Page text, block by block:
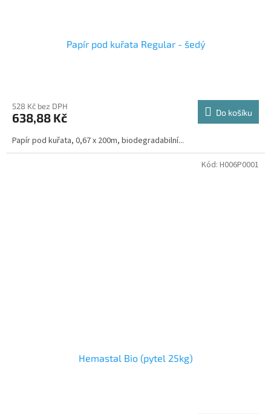
Papír pod kuřata Regular - šedý
528 Kč bez DPH
638,88 Kč Do košíku
Papír pod kuřata, 0,67 x 200m, biodegradabilní...
Hemastal Bio (pytel 25kg)
Kód: H006P0001